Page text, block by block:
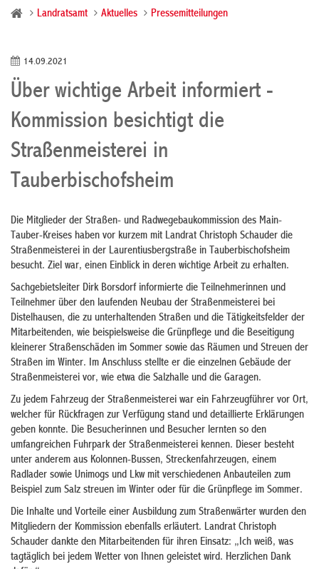
Landratsamt Aktuelles Pressemitteilungen
14.09.2021
Über wichtige Arbeit informiert -
Kommission besichtigt die
Straßenmeisterei in
Tauberbischofsheim
Die Mitglieder der Straßen- und Radwegebaukommission des Main-
Tauber-Kreises haben vor kurzem mit Landrat Christoph Schauder die
Straßenmeisterei in der Laurentiusbergstraße in Tauberbischofsheim
besucht. Ziel war, einen Einblick in deren wichtige Arbeit zu erhalten.
Sachgebietsleiter Dirk Borsdorf informierte die Teilnehmerinnen und
Teilnehmer über den laufenden Neubau der Straßenmeisterei bei
Distelhausen, die zu unterhaltenden Straßen und die Tätigkeitsfelder der
Mitarbeitenden, wie beispielsweise die Grünpflege und die Beseitigung
kleinerer Straßenschäden im Sommer sowie das Räumen und Streuen der
Straßen im Winter. Im Anschluss stellte er die einzelnen Gebäude der
Straßenmeisterei vor, wie etwa die Salzhalle und die Garagen.
Zu jedem Fahrzeug der Straßenmeisterei war ein Fahrzeugführer vor Ort,
welcher für Rückfragen zur Verfügung stand und detaillierte Erklärungen
geben konnte. Die Besucherinnen und Besucher lernten so den
umfangreichen Fuhrpark der Straßenmeisterei kennen. Dieser besteht
unter anderem aus Kolonnen-Bussen, Streckenfahrzeugen, einem
Radlader sowie Unimogs und Lkw mit verschiedenen Anbauteilen zum
Beispiel zum Salz streuen im Winter oder für die Grünpflege im Sommer.
Die Inhalte und Vorteile einer Ausbildung zum Straßenwärter wurden den
Mitgliedern der Kommission ebenfalls erläutert. Landrat Christoph
Schauder dankte den Mitarbeitenden für ihren Einsatz: „Ich weiß, was
tagtäglich bei jedem Wetter von Ihnen geleistet wird. Herzlichen Dank